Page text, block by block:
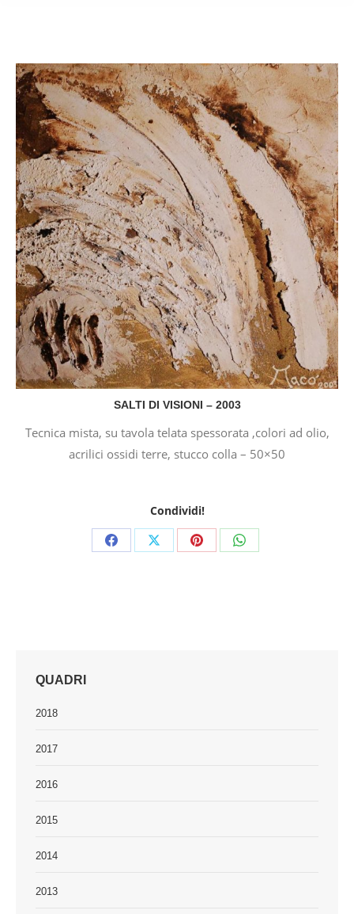
SALTI DI VISIONI – 2003
Tecnica mista, su tavola telata spessorata ,colori ad olio,
acrilici ossidi terre, stucco colla – 50×50
Condividi!
Share Share Share Share
QUADRI
2018
2017
2016
2015
2014
2013